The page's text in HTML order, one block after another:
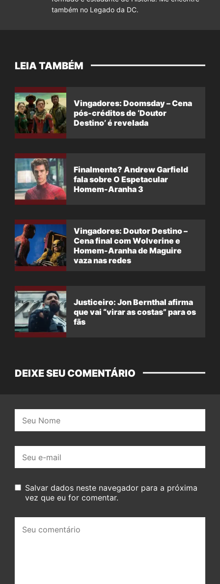
também no Legado da DC.
LEIA TAMBÉM
Vingadores: Doomsday – Cena
pós-créditos de ‘Doutor
Destino’ é revelada
Finalmente? Andrew Garfield
fala sobre O Espetacular
Homem-Aranha 3
Vingadores: Doutor Destino –
Cena final com Wolverine e
Homem-Aranha de Maguire
vaza nas redes
Justiceiro: Jon Bernthal afirma
que vai “virar as costas” para os
fãs
DEIXE SEU COMENTÁRIO
mail:
Salvar dados neste navegador para a próxima
vez que eu for comentar.
comentário: